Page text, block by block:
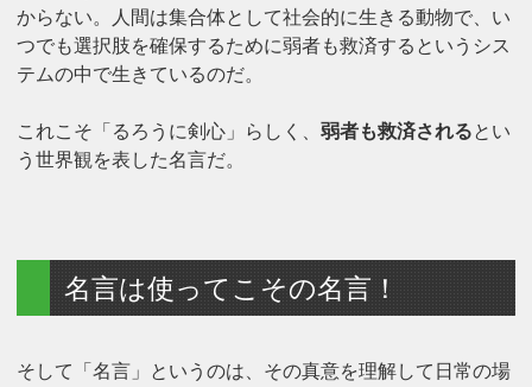
からない。人間は集合体として社会的に生きる動物で、い
つでも選択肢を確保するために弱者も救済するというシス
テムの中で生きているのだ。
これこそ「るろうに剣心」らしく、弱者も救済されるとい
う世界観を表した名言だ。
名言は使ってこその名言！
そして「名言」というのは、その真意を理解して日常の場